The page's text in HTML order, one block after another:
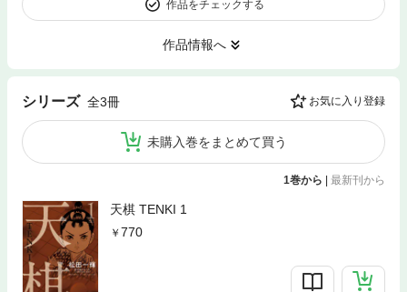
作品をチェックする
作品情報へ
シリーズ 全3冊 お気に入り登録
未購入巻をまとめて買う
1巻から | 最新刊から
天棋 TENKI 1
770